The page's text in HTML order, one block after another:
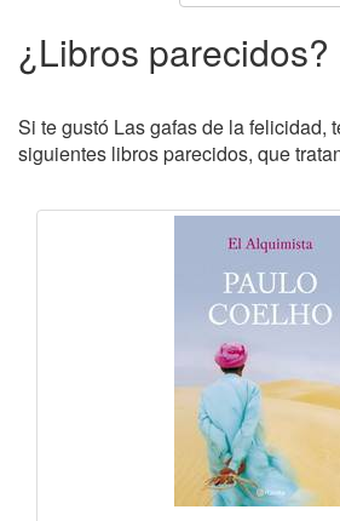
¿Libros parecidos?
Si te gustó Las gafas de la felicidad,
siguientes libros parecidos, que